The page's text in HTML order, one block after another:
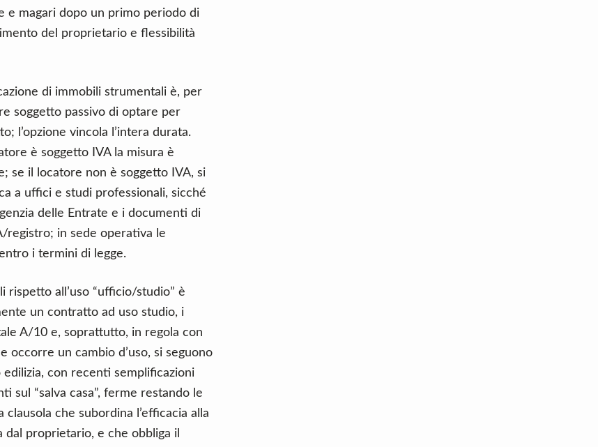
e magari dopo un primo periodo di
del proprietario e flessibilità
di immobili strumentali è, per
soggetto passivo di optare per
l’opzione vincola l’intera durata.
è soggetto IVA la misura è
se il locatore non è soggetto IVA, si
a uffici e studi professionali, sicché
delle Entrate e i documenti di
registro; in sede operativa le
i termini di legge.
rispetto all’uso “ufficio/studio” è
un contratto ad uso studio, i
A/10 e, soprattutto, in regola con
occorre un cambio d’uso, si seguono
con recenti semplificazioni
sul “salva casa”, ferme restando le
che subordina l’efficacia alla
proprietario, e che obbliga il